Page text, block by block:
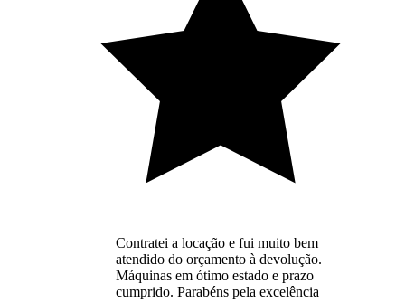
Contratei a locação e fui muito bem
atendido do orçamento à devolução.
Máquinas em ótimo estado e prazo
cumprido. Parabéns pela excelência